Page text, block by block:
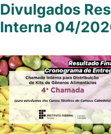
Divulgados
Interna 04/